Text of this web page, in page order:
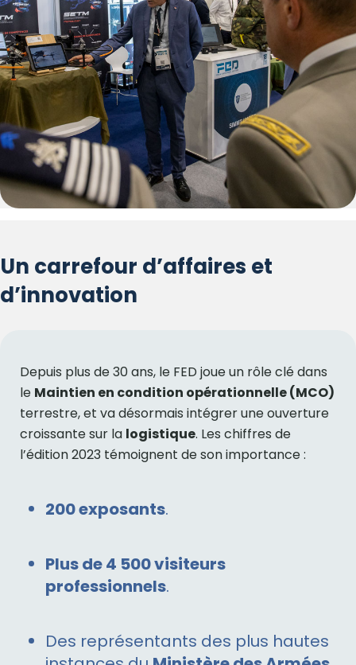
Un carrefour d’affaires et
d’innovation
Depuis plus de 30 ans, le FED joue un rôle clé dans
le Maintien en condition opérationnelle (MCO)
terrestre, et va désormais intégrer une ouverture
croissante sur la logistique. Les chiffres de
l’édition 2023 témoignent de son importance :
200 exposants.
Plus de 4 500 visiteurs
professionnels.
Des représentants des plus hautes